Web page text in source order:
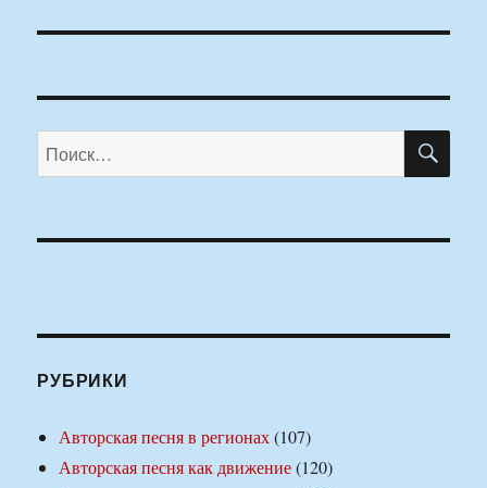
Искать:
РУБРИКИ
Авторская песня в регионах(107)
Авторская песня как движение(120)